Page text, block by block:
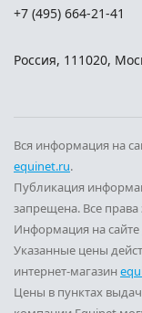
+7 (495) 664-21-41
Россия, 111020,
Вся информация на
equinet.ru.
Публикация
запрещена. Все
Информация на сайте
Указанные цены
интернет-магазин
Цены в пунктах